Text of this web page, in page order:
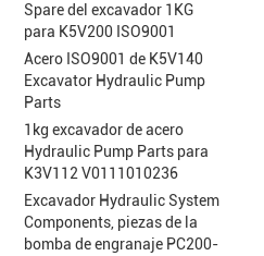
Spare del excavador 1KG
para K5V200 ISO9001
Acero ISO9001 de K5V140
Excavator Hydraulic Pump
Parts
1kg excavador de acero
Hydraulic Pump Parts para
K3V112 V0111010236
Excavador Hydraulic System
Components, piezas de la
bomba de engranaje PC200-